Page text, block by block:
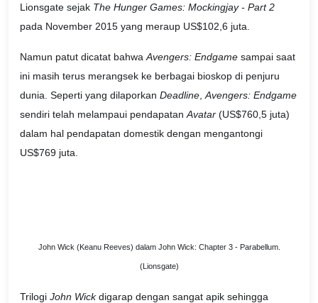
Lionsgate sejak The Hunger Games: Mockingjay - Part 2
pada November 2015 yang meraup US$102,6 juta.
Namun patut dicatat bahwaAvengers: Endgame sampai saat
ini masih terus merangsek ke berbagai bioskop di penjuru
dunia. Seperti yang dilaporkan Deadline,Avengers: Endgame
sendiri telah melampaui pendapatanAvatar (US$760,5 juta)
dalam hal pendapatan domestik dengan mengantongi
US$769 juta.
John Wick (Keanu Reeves) dalam John Wick: Chapter 3 - Parabellum.
(Lionsgate)
Trilogi John Wickdigarap dengan sangat apik sehingga